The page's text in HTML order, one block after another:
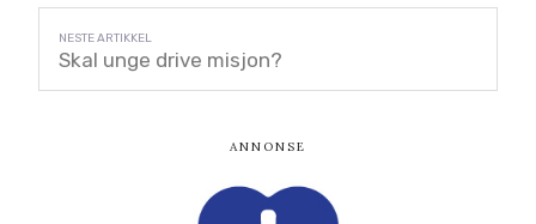
Skal unge drive misjon?